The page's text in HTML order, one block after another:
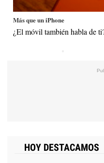
Más que un iPhone
¿El móvil también habla de
HOY DESTACAMOS